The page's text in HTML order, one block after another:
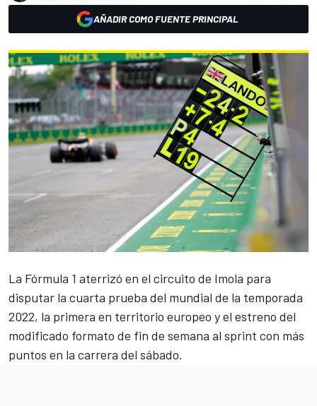
AÑADIR COMO FUENTE PRINCIPAL
La Fórmula 1 aterrizó en el circuito de Imola para
disputar la cuarta prueba del mundial de la temporada
2022, la primera en territorio europeo y el estreno del
modificado formato de fin de semana al sprint con más
puntos en la carrera del sábado.